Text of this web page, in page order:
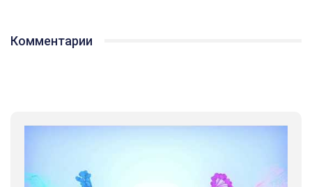
Комментарии